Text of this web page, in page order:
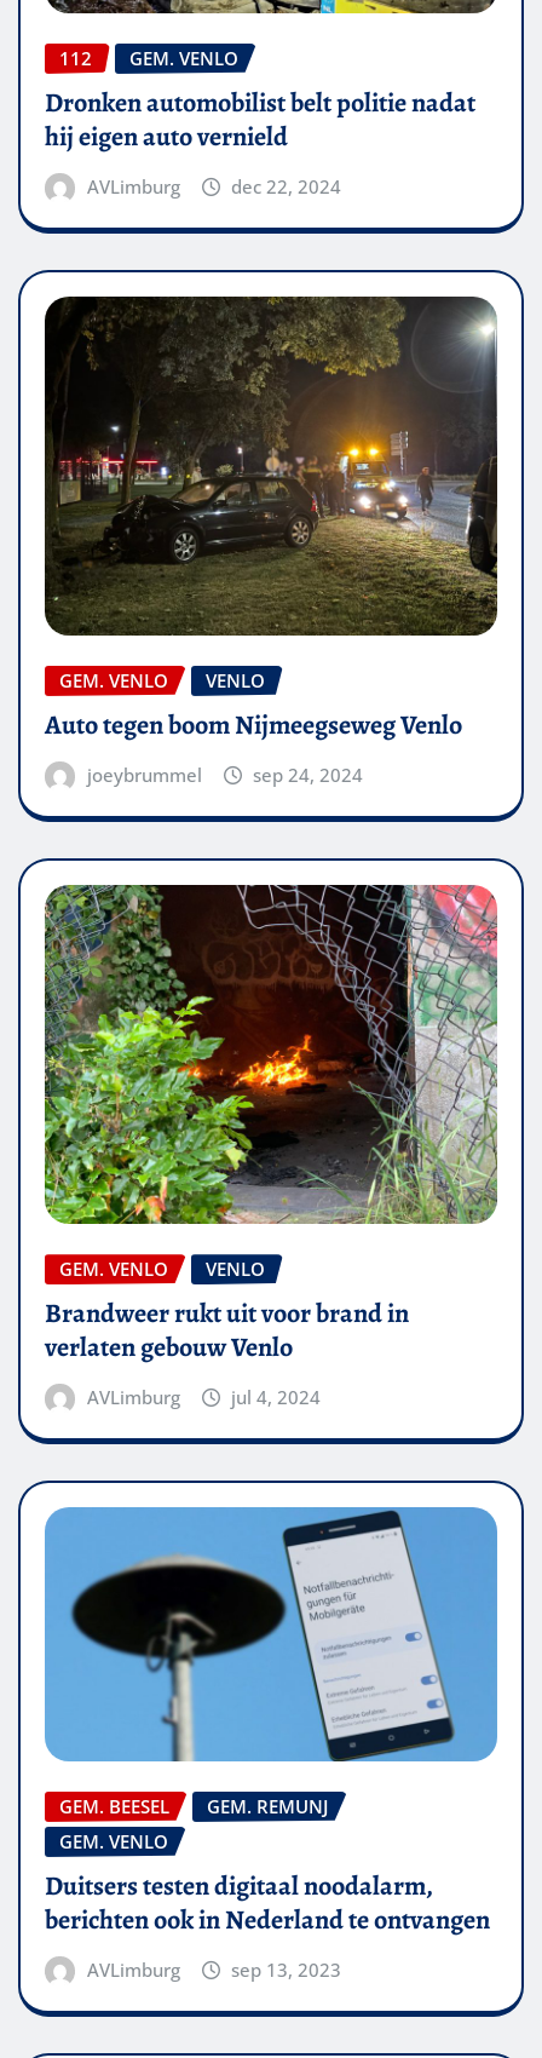
112 GEM. VENLO
Dronken automobilist belt politie nadat
hij eigen auto vernield
AVLimburg dec 22, 2024
GEM. VENLO VENLO
Auto tegen boom Nijmeegseweg Venlo
joeybrummel sep 24, 2024
GEM. VENLO VENLO
Brandweer rukt uit voor brand in
verlaten gebouw Venlo
AVLimburg jul 4, 2024
GEM. BEESEL
GEM. REMUNJ
GEM. VENLO
Duitsers testen digitaal noodalarm,
berichten ook in Nederland te ontvangen
AVLimburg sep 13, 2023